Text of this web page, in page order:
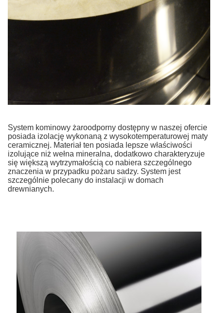
System kominowy żaroodporny dostępny w naszej ofercie
posiada izolację wykonaną z wysokotemperaturowej maty
ceramicznej. Materiał ten posiada lepsze właściwości
izolujące niż wełna mineralna, dodatkowo charakteryzuje
się większą wytrzymałością co nabiera szczególnego
znaczenia w przypadku pożaru sadzy. System jest
szczególnie polecany do instalacji w domach
drewnianych.